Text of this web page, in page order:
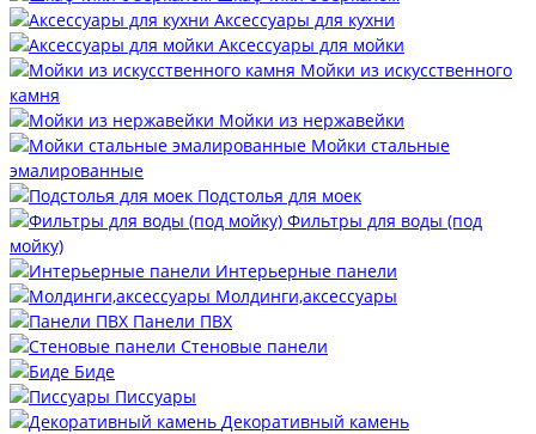
Аксессуары для кухни
Аксессуары для мойки
Мойки из искусственного
камня
Мойки из нержавейки
Мойки стальные
эмалированные
Подстолья для моек
Фильтры для воды (под
мойку)
Интерьерные панели
Молдинги,аксессуары
Панели ПВХ
Стеновые панели
Биде
Писсуары
Декоративный камень